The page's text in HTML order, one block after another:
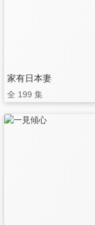
家有日本妻
全 199 集